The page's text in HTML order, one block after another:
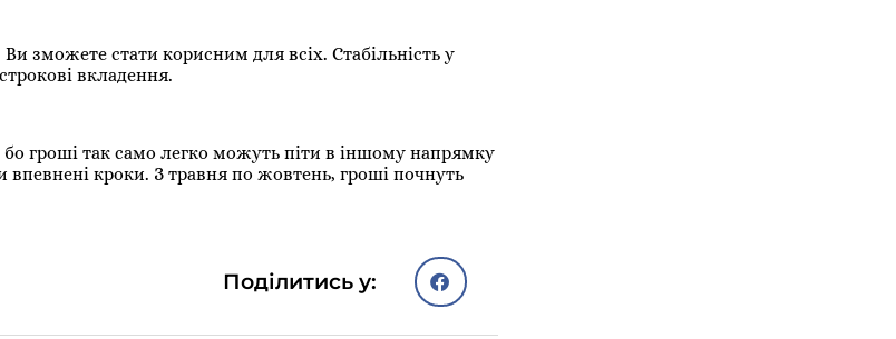
зможете стати корисним для всіх. Стабільність у
вкладення.
гроші так само легко можуть піти в іншому напрямку
впевнені кроки. З травня по жовтень, гроші почнуть
Поділитись у: